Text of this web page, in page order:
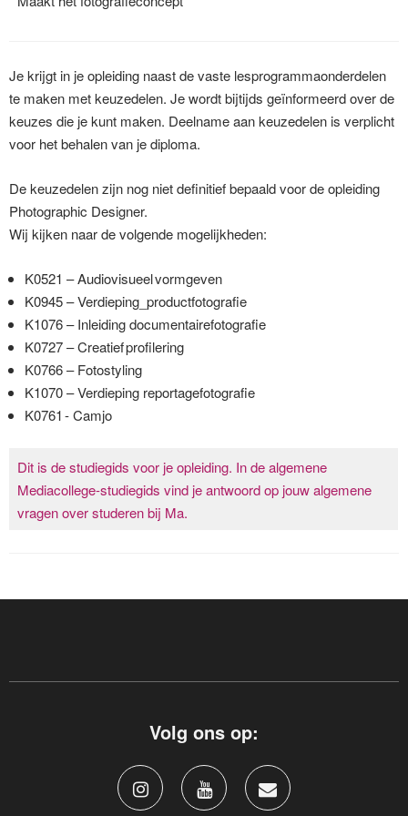
Je krijgt in je opleiding naast de vaste lesprogrammaonderdelen
te maken met keuzedelen. Je wordt bijtijds geïnformeerd over de
keuzes die je kunt maken. Deelname aan keuzedelen is verplicht
voor het behalen van je diploma.
De keuzedelen zijn nog niet definitief bepaald voor de opleiding
Photographic Designer.
Wij kijken naar de volgende mogelijkheden:
K0521 – Audiovisueel vormgeven
K0945 – Verdieping_productfotografie
K1076 – Inleiding documentairefotografie
K0727 – Creatief profilering
K0766 – Fotostyling
K1070 – Verdieping reportagefotografie
K0761 - Camjo
Dit is de studiegids voor je opleiding. In de algemene
Mediacollege-studiegids vind je antwoord op jouw algemene
vragen over studeren bij Ma.
Volg ons op: